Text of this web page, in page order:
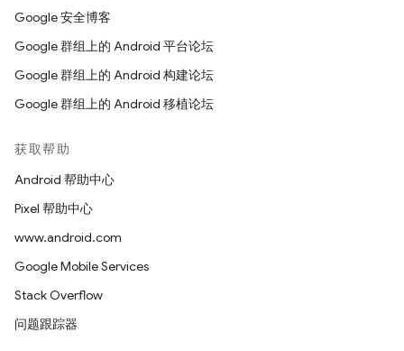
Google 安全博客
Google 群组上的 Android 平台论坛
Google 群组上的 Android 构建论坛
Google 群组上的 Android 移植论坛
获取帮助
Android 帮助中心
Pixel 帮助中心
www.android.com
Google Mobile Services
Stack Overflow
问题跟踪器